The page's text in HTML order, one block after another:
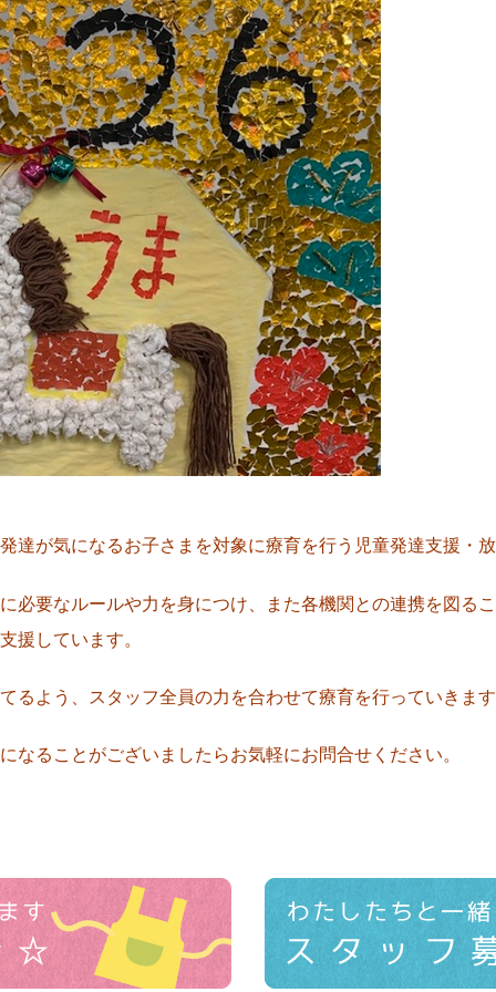
達が気になるお子さまを対象に療育を行う児童発達支援・
必要なルールや力を身につけ、また各機関との連携を図る
援しています。
るよう、スタッフ全員の力を合わせて療育を行っていきま
なることがございましたらお気軽にお問合せください。